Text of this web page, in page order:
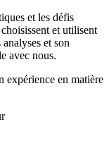
et les défis
et utilisent
et son
avec nous.
expérience en matière